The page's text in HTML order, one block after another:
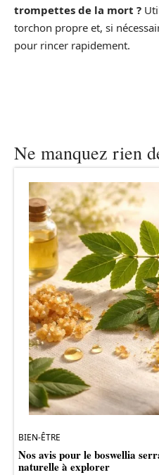
trompettes de la mort ?
torchon propre et, si
pour rincer rapidement.
Ne manquez rien
BIEN-ÊTRE
Nos avis pour le boswellia
naturelle à explorer